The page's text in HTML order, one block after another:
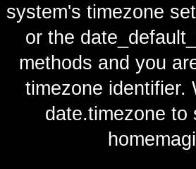
system's timezone
or the
methods and you
timezone identifier.
date.timezone